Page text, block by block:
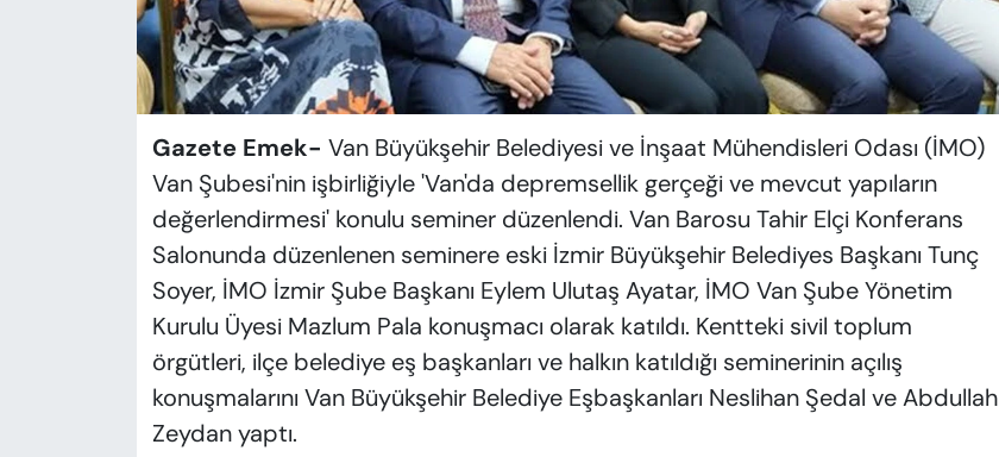
Gazete Emek- Van Büyükşehir Belediyesi ve İnşaat Mühendisleri Odası (İMO)
Van Şubesi'nin işbirliğiyle 'Van'da depremsellik gerçeği ve mevcut yapıların
değerlendirmesi' konulu seminer düzenlendi. Van Barosu Tahir Elçi Konferans
Salonunda düzenlenen seminere eski İzmir Büyükşehir Belediyes Başkanı Tunç
Soyer, İMO İzmir Şube Başkanı Eylem Ulutaş Ayatar, İMO Van Şube Yönetim
Kurulu Üyesi Mazlum Pala konuşmacı olarak katıldı. Kentteki sivil toplum
örgütleri, ilçe belediye eş başkanları ve halkın katıldığı seminerinin açılış
konuşmalarını Van Büyükşehir Belediye Eşbaşkanları Neslihan Şedal ve Abdullah
Zeydan yaptı.
YAZAR KÖŞESİ
SİYASET
VAN VE DİYARBAKIR HABERLERİ